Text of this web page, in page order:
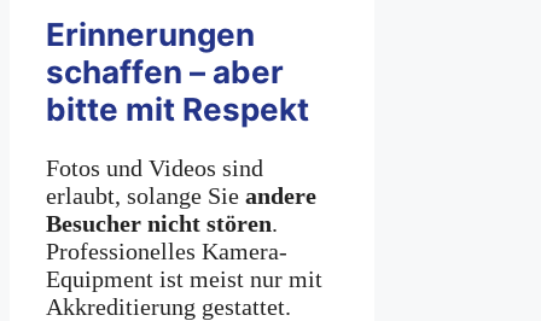
Erinnerungen
schaffen – aber
bitte mit Respekt
Fotos und Videos sind
erlaubt, solange Sie andere
Besucher nicht stören.
Professionelles Kamera-
Equipment ist meist nur mit
Akkreditierung gestattet.